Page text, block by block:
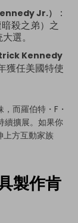
Jr.）
：
殺之弟）之
選。
Kennedy
獲任美國特使
而羅伯特・F・
續擴展。如果你
上方互動家族
製作肯